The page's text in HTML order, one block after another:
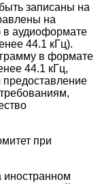
записаны на
на
в аудиоформате
44.1 кГц).
в формате
44.1 кГц,
предоставление
при
иностранном